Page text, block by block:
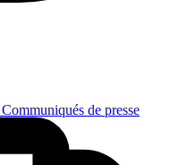
Communiqués de presse